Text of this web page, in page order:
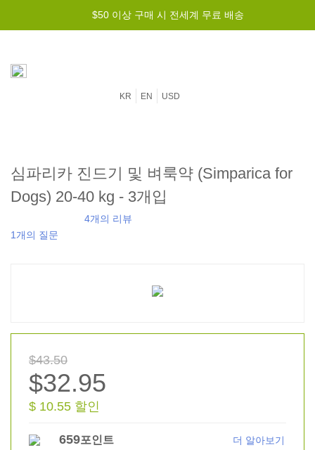
$50 이상 구매 시 전세계 무료 배송
KR EN USD
심파리카 진드기 및 벼룩약 (Simparica for
Dogs) 20-40 kg - 3개입
4개의 리뷰
1개의 질문
$43.50
$32.95
$ 10.55 할인
659포인트 더 알아보기